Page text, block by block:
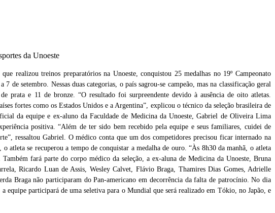
da Unoeste
realizou treinos preparatórios na Unoeste, conquistou 25 medalhas no 19º Campeonato
de setembro. Nessas duas categorias, o país sagrou-se campeão, mas na classificação geral
prata e 11 de bronze. “O resultado foi surpreendente devido à ausência de oito atletas.
fortes como os Estados Unidos e a Argentina”, explicou o técnico da seleção brasileira de
da equipe e ex-aluno da Faculdade de Medicina da Unoeste, Gabriel de Oliveira Lima
positiva. “Além de ter sido bem recebido pela equipe e seus familiares, cuidei de
ressaltou Gabriel. O médico conta que um dos competidores precisou ficar internado na
o atleta se recuperou a tempo de conquistar a medalha de ouro. “Às 8h30 da manhã, o atleta
fará parte do corpo médico da seleção, a ex-aluna de Medicina da Unoeste, Bruna
Ricardo Luan de Assis, Wesley Calvet, Flávio Braga, Thamires Dias Gomes, Adrielle
Braga não participaram do Pan-americano em decorrência da falta de patrocínio. No dia
equipe participará de uma seletiva para o Mundial que será realizado em Tókio, no Japão, e